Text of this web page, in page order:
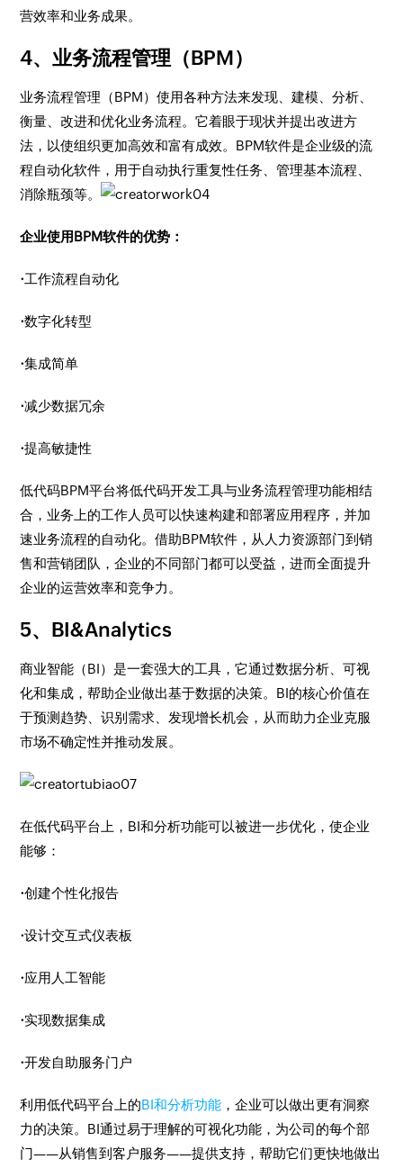
营效率和业务成果。
4、业务流程管理（BPM）
业务流程管理（BPM）使用各种方法来发现、建模、分析、
衡量、改进和优化业务流程。它着眼于现状并提出改进方
法，以使组织更加高效和富有成效。BPM软件是企业级的流
程自动化软件，用于自动执行重复性任务、管理基本流程、
消除瓶颈等。
企业使用BPM软件的优势：
·工作流程自动化
·数字化转型
·集成简单
·减少数据冗余
·提高敏捷性
低代码BPM平台将低代码开发工具与业务流程管理功能相结
合，业务上的工作人员可以快速构建和部署应用程序，并加
速业务流程的自动化。借助BPM软件，从人力资源部门到销
售和营销团队，企业的不同部门都可以受益，进而全面提升
企业的运营效率和竞争力。
5、BI&Analytics
商业智能（BI）是一套强大的工具，它通过数据分析、可视
化和集成，帮助企业做出基于数据的决策。BI的核心价值在
于预测趋势、识别需求、发现增长机会，从而助力企业克服
市场不确定性并推动发展。
在低代码平台上，BI和分析功能可以被进一步优化，使企业
能够：
·创建个性化报告
·设计交互式仪表板
·应用人工智能
·实现数据集成
·开发自助服务门户
利用低代码平台上的BI和分析功能 ，企业可以做出更有洞察
力的决策。BI通过易于理解的可视化功能，为公司的每个部
门——从销售到客户服务——提供支持，帮助它们更快地做出